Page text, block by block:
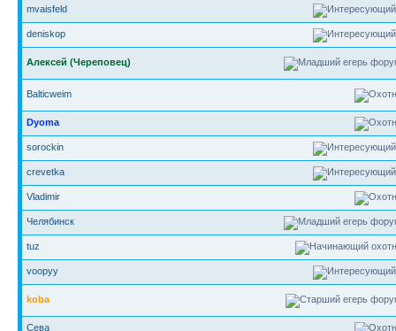
mvaisfeld
deniskop
Алексей (Череповец)
Balticweim
Dyoma
sorockin
crevetka
Vladimir
Челябинск
tuz
voopyy
koba
Сева